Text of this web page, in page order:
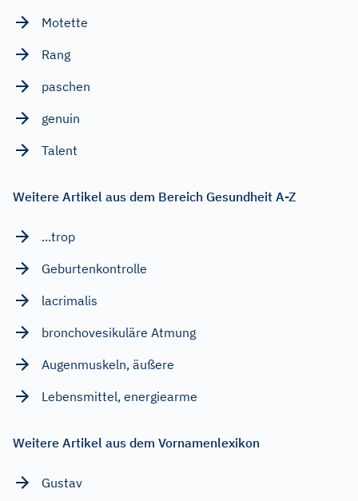
Motette
Rang
paschen
genuin
Talent
Weitere Artikel aus dem Bereich Gesundheit A-Z
...trop
Geburtenkontrolle
lacrimalis
bronchovesikuläre Atmung
Augenmuskeln, äußere
Lebensmittel, energiearme
Weitere Artikel aus dem Vornamenlexikon
Gustav